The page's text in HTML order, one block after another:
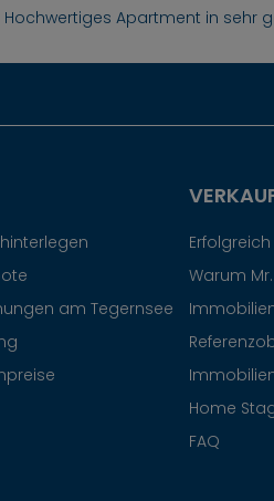
Hochwertiges Apartment in sehr
am Tegernsee
Warum
Home
FAQ